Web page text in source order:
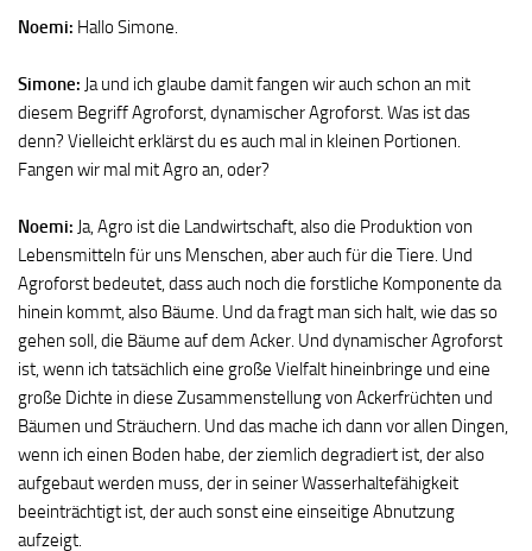
Noemi: Hallo Simone.
Simone: Ja und ich glaube damit fangen wir auch schon an mit
diesem Begriff Agroforst, dynamischer Agroforst. Was ist das
denn? Vielleicht erklärst du es auch mal in kleinen Portionen.
Fangen wir mal mit Agro an, oder?
Noemi: Ja, Agro ist die Landwirtschaft, also die Produktion von
Lebensmitteln für uns Menschen, aber auch für die Tiere. Und
Agroforst bedeutet, dass auch noch die forstliche Komponente da
hinein kommt, also Bäume. Und da fragt man sich halt, wie das so
gehen soll, die Bäume auf dem Acker. Und dynamischer Agroforst
ist, wenn ich tatsächlich eine große Vielfalt hineinbringe und eine
große Dichte in diese Zusammenstellung von Ackerfrüchten und
Bäumen und Sträuchern. Und das mache ich dann vor allen Dingen,
wenn ich einen Boden habe, der ziemlich degradiert ist, der also
aufgebaut werden muss, der in seiner Wasserhaltefähigkeit
beeinträchtigt ist, der auch sonst eine einseitige Abnutzung
aufzeigt.